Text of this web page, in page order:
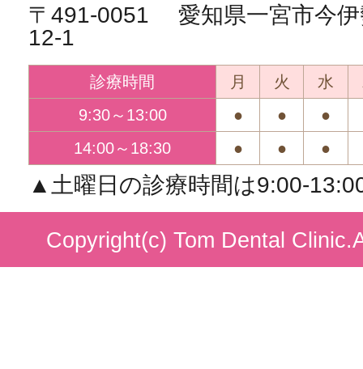
〒491-0051 愛知県一宮市今伊
12-1
診療時間 月 火 水
9:30～13:00
● ●
●
14:00～18:30
● ● ●
▲土曜日の診療時間は9:00-
Copyright(c) Tom Dental